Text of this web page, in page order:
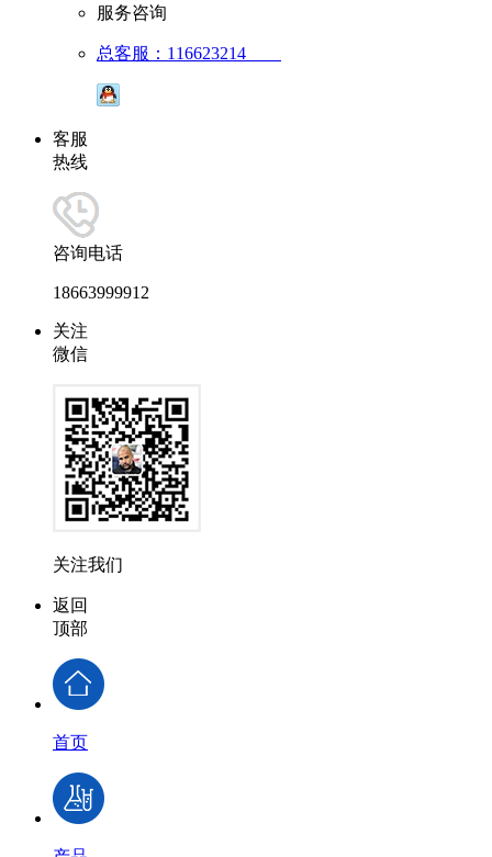
服务咨询
总客服：116623214
客服
热线
咨询电话
18663999912
关注
微信
关注我们
返回
顶部
首页